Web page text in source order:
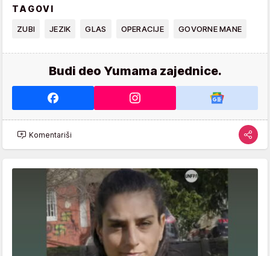
TAGOVI
ZUBI JEZIK GLAS OPERACIJE GOVORNE MANE
Budi deo Yumama zajednice.
Komentariši